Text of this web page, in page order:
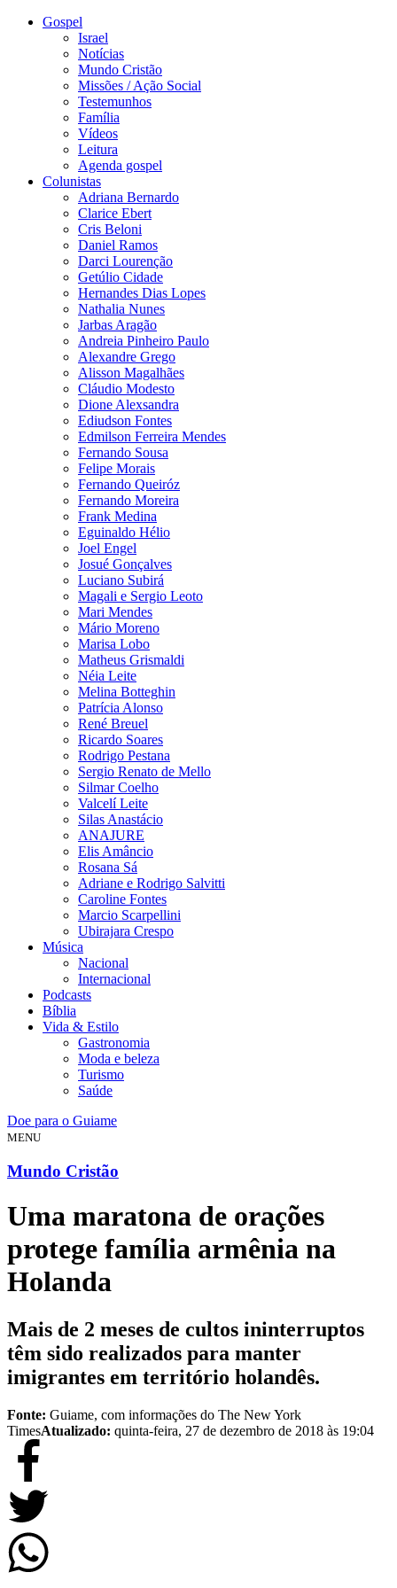
Gospel
Israel
Notícias
Mundo Cristão
Missões / Ação Social
Testemunhos
Família
Vídeos
Leitura
Agenda gospel
Colunistas
Adriana Bernardo
Clarice Ebert
Cris Beloni
Daniel Ramos
Darci Lourenção
Getúlio Cidade
Hernandes Dias Lopes
Nathalia Nunes
Jarbas Aragão
Andreia Pinheiro Paulo
Alexandre Grego
Alisson Magalhães
Cláudio Modesto
Dione Alexsandra
Ediudson Fontes
Edmilson Ferreira Mendes
Fernando Sousa
Felipe Morais
Fernando Queiróz
Fernando Moreira
Frank Medina
Eguinaldo Hélio
Joel Engel
Josué Gonçalves
Luciano Subirá
Magali e Sergio Leoto
Mari Mendes
Mário Moreno
Marisa Lobo
Matheus Grismaldi
Néia Leite
Melina Botteghin
Patrícia Alonso
René Breuel
Ricardo Soares
Rodrigo Pestana
Sergio Renato de Mello
Silmar Coelho
Valcelí Leite
Silas Anastácio
ANAJURE
Elis Amâncio
Rosana Sá
Adriane e Rodrigo Salvitti
Caroline Fontes
Marcio Scarpellini
Ubirajara Crespo
Música
Nacional
Internacional
Podcasts
Bíblia
Vida & Estilo
Gastronomia
Moda e beleza
Turismo
Saúde
Doe para o Guiame
MENU
Mundo Cristão
Uma maratona de orações
protege família armênia na
Holanda
Mais de 2 meses de cultos ininterruptos
têm sido realizados para manter
imigrantes em território holandês.
Fonte: Guiame, com informações do The New York
TimesAtualizado: quinta-feira, 27 de dezembro de 2018 às 19:04